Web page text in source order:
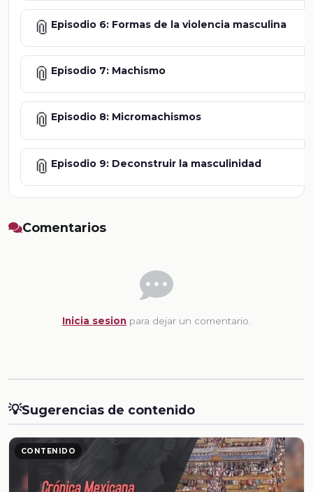
📎 Episodio 6: Formas de la violencia masculina
📎 Episodio 7: Machismo
📎 Episodio 8: Micromachismos
📎 Episodio 9: Deconstruir la masculinidad
Comentarios
Inicia sesion para dejar un comentario.
💡Sugerencias de contenido
CONTENIDO